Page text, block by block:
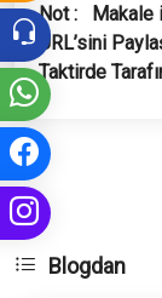
Not : Makale
URL’sini
Taktirde
Blogdan